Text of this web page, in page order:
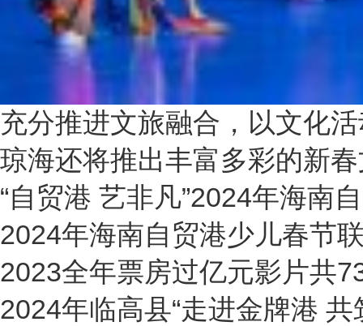
充分推进文旅融合，以文化
琼海还将推出丰富多彩的新
“自贸港 艺非凡”2024年海南
2024年海南自贸港少儿春节
2023全年票房过亿元影片共
2024年临高县“走进金牌港